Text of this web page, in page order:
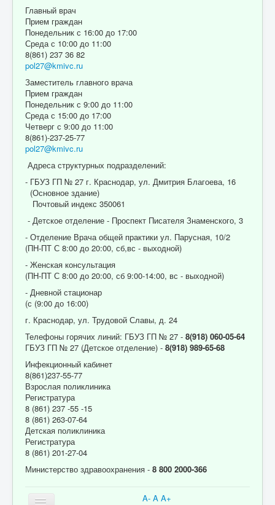
Главный врач
Прием граждан
Понедельник с 16:00 до 17:00
Среда с 10:00 до 11:00
8(861) 237 36 82
pol27@kmivc.ru
Заместитель главного врача
Прием граждан
Понедельник с 9:00 до 11:00
Среда с 15:00 до 17:00
Четверг с 9:00 до 11:00
8(861)-237-25-77
pol27@kmivc.ru
Адреса структурных подразделений:
- ГБУЗ ГП № 27 г. Краснодар, ул. Дмитрия Благоева, 16
(Основное здание)
Почтовый индекс 350061
- Детское отделение - Проспект Писателя Знаменского, 3
- Отделение Врача общей практики ул. Парусная, 10/2
(ПН-ПТ С 8:00 до 20:00, сб,вс - выходной)
- Женская консультация
(ПН-ПТ С 8:00 до 20:00, сб 9:00-14:00, вс - выходной)
- Дневной стационар
(с (9:00 до 16:00)
г. Краснодар, ул. Трудовой Славы, д. 24
Телефоны горячих линий: ГБУЗ ГП № 27 - 8(918) 060-05-64
ГБУЗ ГП № 27 (Детское отделение) - 8(918) 989-65-68
Инфекционный кабинет
8(861)237-55-77
Взрослая поликлиника
Регистратура
8 (861) 237 -55 -15
8 (861) 263-07-64
Детская поликлиника
Регистратура
8 (861) 201-27-04
Министерство здравоохранения - 8 800 2000-366
A- A A+